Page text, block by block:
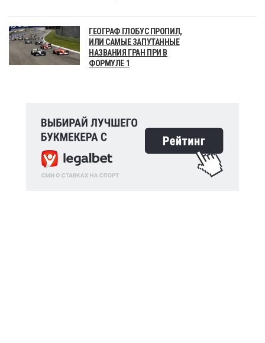
ГЕОГРАФ ГЛОБУС ПРОПИЛ,
ИЛИ САМЫЕ ЗАПУТАННЫЕ
НАЗВАНИЯ ГРАН ПРИ В
ФОРМУЛЕ 1